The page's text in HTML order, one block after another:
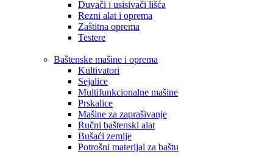
Duvači i usisivači lišća
Rezni alat i oprema
Zaštitna oprema
Testere
Baštenske mašine i oprema
Kultivatori
Sejalice
Multifunkcionalne mašine
Prskalice
Mašine za zaprašivanje
Ručni baštenski alat
Bušaći zemlje
Potrošni materijal za baštu